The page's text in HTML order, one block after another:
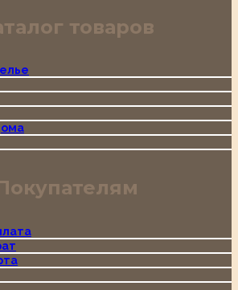
товаров